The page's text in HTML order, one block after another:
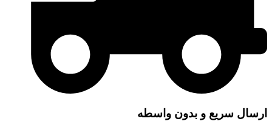
ارسال سریع و بدون واسطه